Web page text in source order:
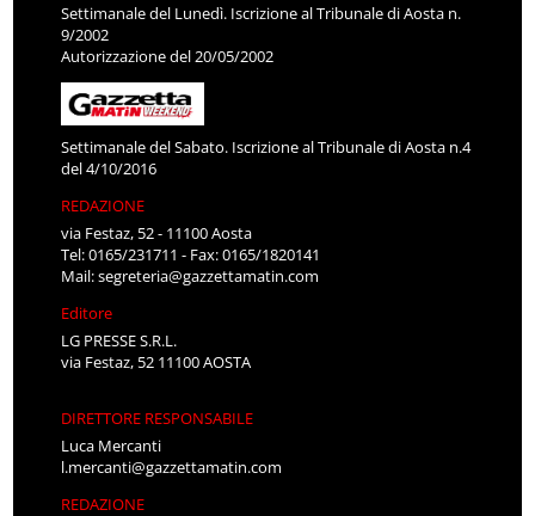
Settimanale del Lunedì. Iscrizione al Tribunale di Aosta n.
9/2002
Autorizzazione del 20/05/2002
Settimanale del Sabato. Iscrizione al Tribunale di Aosta n.4
del 4/10/2016
REDAZIONE
via Festaz, 52 - 11100 Aosta
Tel: 0165/231711 - Fax: 0165/1820141
Mail:segreteria@gazzettamatin.com
Editore
LG PRESSE S.R.L.
via Festaz, 52 11100 AOSTA
DIRETTORE RESPONSABILE
Luca Mercanti
l.mercanti@gazzettamatin.com
REDAZIONE